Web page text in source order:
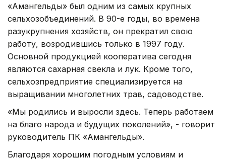
«Амангельды» был одним из самых крупных
сельхозобъединений. В 90-е годы, во времена
разукрупнения хозяйств, он прекратил свою
работу, возродившись только в 1997 году.
Основной продукцией кооператива сегодня
являются сахарная свекла и лук. Кроме того,
сельхозпредприятие специализируется на
выращивании многолетних трав, садоводстве.
«Мы родились и выросли здесь. Теперь работаем
на благо народа и будущих поколений», - говорит
руководитель ПК «Амангельды».
Благодаря хорошим погодным условиям и